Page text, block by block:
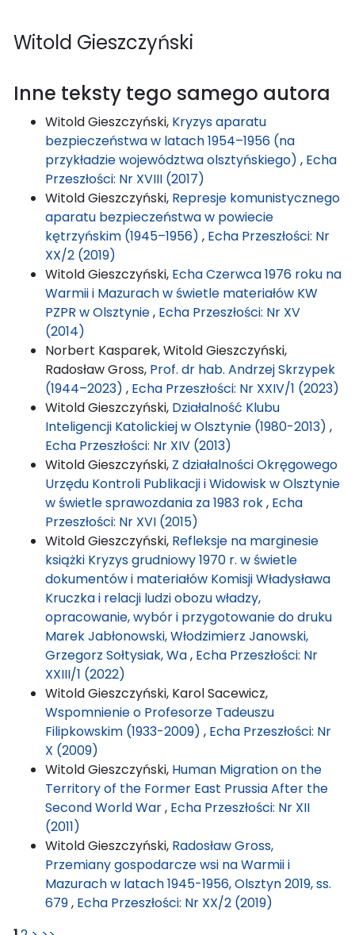
Witold Gieszczyński
Inne teksty tego samego autora
Witold Gieszczyński, Kryzys aparatu
bezpieczeństwa w latach 1954–1956 (na
przykładzie województwa olsztyńskiego) , Echa
Przeszłości: Nr XVIII (2017)
Witold Gieszczyński, Represje komunistycznego
aparatu bezpieczeństwa w powiecie
kętrzyńskim (1945–1956) , Echa Przeszłości: Nr
XX/2 (2019)
Witold Gieszczyński, Echa Czerwca 1976 roku na
Warmii i Mazurach w świetle materiałów KW
PZPR w Olsztynie, Echa Przeszłości: Nr XV
(2014)
Norbert Kasparek, Witold Gieszczyński,
Radosław Gross, Prof. dr hab. Andrzej Skrzypek
(1944–2023) , Echa Przeszłości: Nr XXIV/1 (2023)
Witold Gieszczyński, Działalność Klubu
Inteligencji Katolickiej w Olsztynie (1980-2013) ,
Echa Przeszłości: Nr XIV (2013)
Witold Gieszczyński, Z działalności Okręgowego
Urzędu Kontroli Publikacji i Widowisk w Olsztynie
w świetle sprawozdania za 1983 rok, Echa
Przeszłości: Nr XVI (2015)
Witold Gieszczyński, Refleksje na marginesie
książki Kryzys grudniowy 1970 r. w świetle
dokumentów i materiałów Komisji Władysława
Kruczka i relacji ludzi obozu władzy,
opracowanie, wybór i przygotowanie do druku
Marek Jabłonowski, Włodzimierz Janowski,
Grzegorz Sołtysiak, Wa, Echa Przeszłości: Nr
XXIII/1 (2022)
Witold Gieszczyński, Karol Sacewicz,
Wspomnienie o Profesorze Tadeuszu
Filipkowskim (1933-2009) , Echa Przeszłości: Nr
X (2009)
Witold Gieszczyński, Human Migration on the
Territory of the Former East Prussia After the
Second World War, Echa Przeszłości: Nr XII
(2011)
Witold Gieszczyński, Radosław Gross,
Przemiany gospodarcze wsi na Warmii i
Mazurach w latach 1945-1956, Olsztyn 2019, ss.
679, Echa Przeszłości: Nr XX/2 (2019)